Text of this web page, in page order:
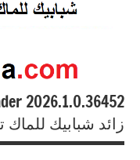
زائد شبابيك